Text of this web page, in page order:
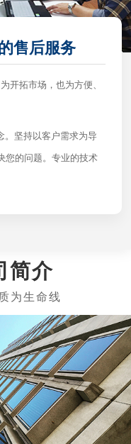
售后服务
开拓市场，也为方便、
。坚持以客户需求为导
您的问题。专业的技术
简介